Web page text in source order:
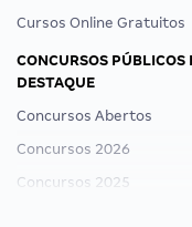
Cursos Online Gratuitos
CONCURSOS PÚBLICOS
DESTAQUE
Concursos Abertos
Concursos 2026
Concursos 2025